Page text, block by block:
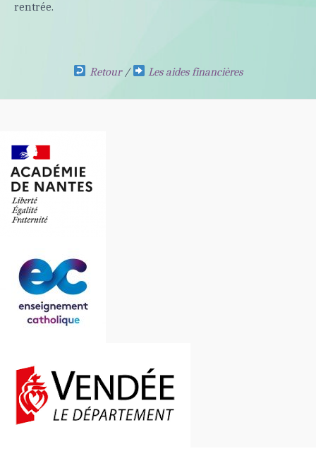
rentrée.
Retour / Les aides financières